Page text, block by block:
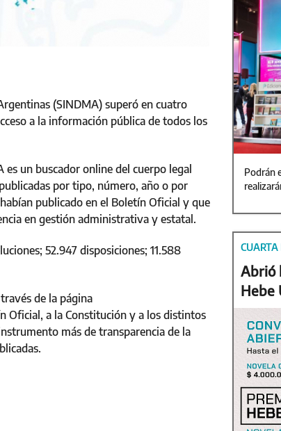
(SINDMA) superó en cuatro
a la información pública de todos los
un buscador online del cuerpo legal
por tipo, número, año o por
publicado en el Boletín Oficial y que
en gestión administrativa y estatal.
52.947 disposiciones; 11.588
de la página
Oficial, a la Constitución y a los distintos
más de transparencia de la
Podrán
Abrió
Hebe